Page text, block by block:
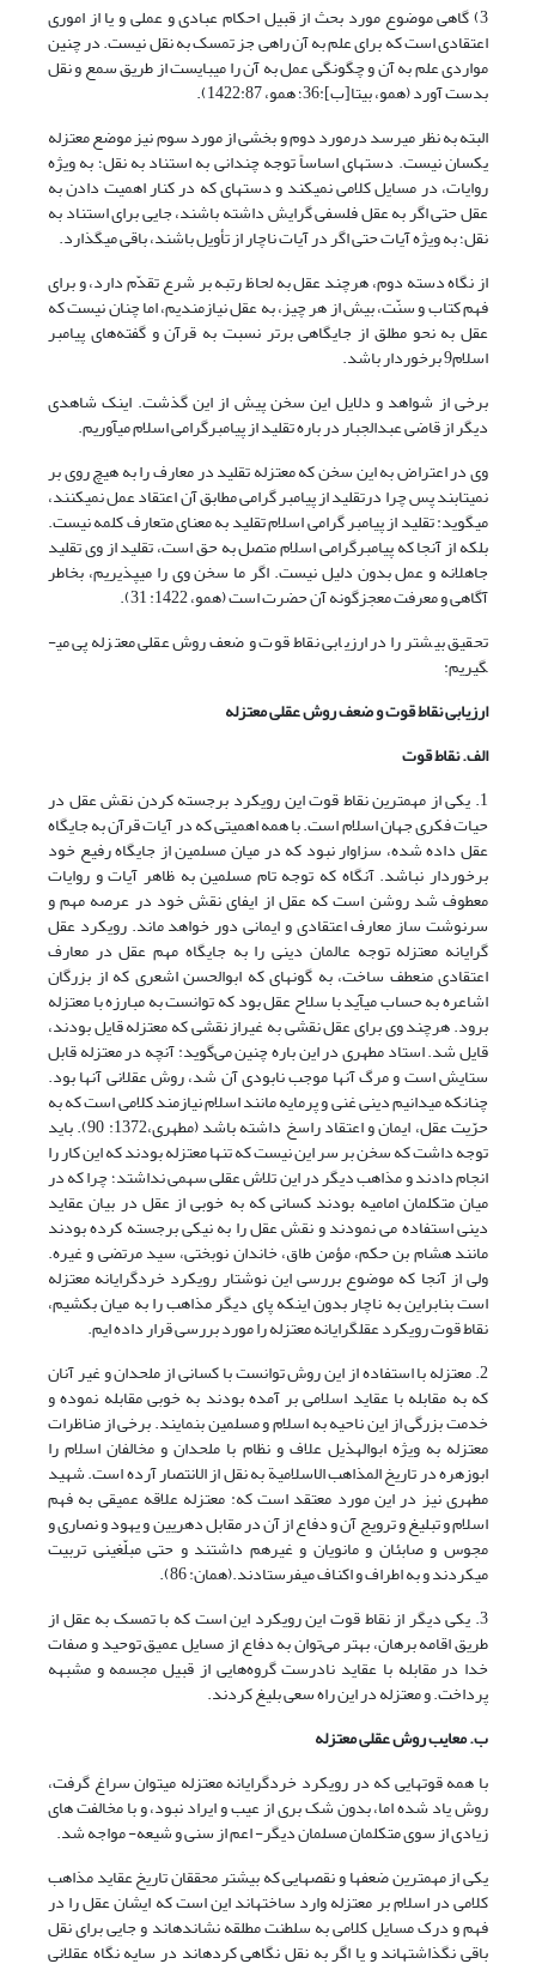
3) گاهی موضوع مورد بحث از قبیل احکام عبادی و عملی و یا از اموری
اعتقادی است که برای علم به آن راهی جز تمسک به نقل نیست. در چنین
مواردی علم به آن و چگونگی عمل به آن را می­بایست از طریق سمع و نقل
بدست آورد (همو، بی‏تا[ب]:36؛ همو، 1422:87).
البته به نظر می­رسد درمورد دوم و بخشی از مورد سوم نیز موضع معتزله
یکسان نیست. دسته­ای اساساً توجه چندانی به استناد به نقل؛ به ویژه
روایات، در مسایل کلامی نمی­کند و دسته­ای که در کنار اهمیت دادن به
عقل حتی اگر به عقل فلسفی گرایش داشته باشند، جایی برای استناد به
نقل؛ به ویژه آیات حتی اگر در آیات ناچار از تأویل باشند، باقی می­گذارد.
از نگاه دسته دوم، هرچند عقل به لحاظ رتبه بر شرع تقدّم دارد، و براى
فهم کتاب و سنّت، بیش از هر چیز، به عقل نیازمندیم، اما چنان نیست که
عقل به نحو مطلق از جایگاهی برتر نسبت به قرآن و گفته‌های پیامبر
اسلام9 برخوردار باشد.
برخی از شواهد و دلایل این سخن پیش از این گذشت. اینک شاهدی
دیگر از قاضی عبدالجبار در باره تقلید از پیامبرگرامی اسلام می­آوریم.
وی در اعتراض به این سخن که معتزله تقلید در معارف را به هیچ روی بر
نمی‏تابند پس چرا درتقلید از پیامبر گرامی مطابق آن اعتقاد عمل نمی­کنند،
می­گوید: تقلید از پیامبر گرامی اسلام تقلید به معنای متعارف کلمه نیست.
بلکه از آنجا که پیامبرگرامی اسلام متصل به حق است، تقلید از وی تقلید
جاهلانه و عمل بدون دلیل نیست. اگر ما سخن وی را می­پذیریم، بخاطر
آگاهی و معرفت معجزگونه آن حضرت است (همو، 1422: 31).
تحقیق بیشتر را در ارزیابی نقاط قوت و ضعف روش عقلی معتزله پی می­
گیریم:
ارزیابی نقاط قوت و ضعف روش عقلی معتزله
الف. نقاط قوت
1. یکی از مهم­ترین نقاط قوت این رویکرد برجسته کردن نقش عقل در
حیات فکری جهان اسلام است. با همه اهمیتی که در آیات قرآن به جایگاه
عقل داده شده، سزاوار نبود که در میان مسلمین از جایگاه رفیع خود
برخوردار نباشد. آنگاه که توجه تام مسلمین به ظاهر آیات و روایات
معطوف شد روشن است­ که عقل از ایفای نقش خود در عرصه مهم و
سرنوشت ساز معارف اعتقادی و ایمانی دور خواهد ماند. رویکرد عقل
گرایانه معتزله توجه عالمان دینی را به جایگاه مهم عقل در معارف
اعتقادی منعطف ساخت، به گونه­ای که ابوالحسن اشعری که از بزرگان
اشاعره به حساب می­آید با سلاح عقل بود که توانست به مبارزه با معتزله
برود. هرچند وی برای عقل نقشی به غیراز نقشی که معتزله قایل بودند،
قایل شد. استاد مطهری در این باره چنین می‌گوید: آنچه در معتزله قابل
ستایش است و مرگ آنها موجب نابودى آن شد، روش عقلانى آنها بود.
چنانکه مى‏دانیم دینى غنى و پرمایه مانند اسلام نیازمند کلامى است که به
حرّیت عقل، ایمان و اعتقاد راسخ داشته باشد (مطهری،1372: 90). باید
توجه داشت که سخن بر سر این نیست که تنها معتزله بودند که این کار را
انجام دادند و مذاهب دیگر در این تلاش عقلی سهمی نداشتد؛ چرا که در
میان متکلمان امامیه بودند کسانی که به خوبی از عقل در بیان عقاید
دینی استفاده می نمودند و نقش عقل را به نیکی برجسته کرده بودند
مانند هشام بن حکم، مؤمن طاق، خاندان نوبختی، سید مرتضی و غیره.
ولی از آنجا که موضوع بررسی این نوشتار رویکرد خردگرایانه معتزله
است بنابراین به ناچار بدون اینکه پای دیگر مذاهب را به میان بکشیم،
نقاط قوت رویکرد عقلگرایانه معتزله را مورد بررسی قرار داده ایم.
2. معتزله با استفاده از این روش توانست با کسانی از ملحدان و غیر آنان
که به مقابله با عقاید اسلامی بر آمده بودند به خوبی مقابله نموده و
خدمت بزرگی از این ناحیه به اسلام و مسلمین بنمایند. برخی از مناظرات
معتزله به ویژه ابوالهذیل علاف و نظام با ملحدان و مخالفان اسلام را
ابوزهره در تاریخ المذاهب الاسلامیة به نقل از الانتصار آرده است. شهید
مطهری نیز در این مورد معتقد است که: معتزله علاقه عمیقى به فهم
اسلام و تبلیغ و ترویج آن و دفاع از آن در مقابل دهریین و یهود و نصارى و
مجوس و صابئان و مانویان و غیرهم داشتند و حتى مبلّغینى تربیت
مى‏کردند و به اطراف و اکناف مى‏فرستادند.(همان: 86).
3. یکی دیگر از نقاط قوت این رویکرد این است که با تمسک به عقل از
طریق اقامه برهان، بهتر می‌توان به دفاع از مسایل عمیق توحید و صفات
خدا در مقابله با عقاید نادرست گروه‌هایی از قبیل مجسمه و مشبهه
پرداخت. و معتزله در این راه سعی بلیغ کردند.
ب. معایب روش عقلی معتزله
با همه قوت­هایی که در رویکرد خرد‌گرایانه معتزله می­توان سراغ گرفت،
روش یاد شده اما، بدون شک بری از عیب و ایراد نبود، و با مخالفت های
زیادی از سوی متکلمان مسلمان دیگر- اعم از سنی و شیعه- مواجه شد.
یکی از مهم­ترین ضعف­ها و نقص­هایی که بیشتر محققان تاریخ عقاید مذاهب
کلامی در اسلام بر معتزله وارد ساخته­اند این است که ایشان عقل را در
فهم و درک مسایل کلامی به سلطنت مطلقه نشانده­اند و جایی برای نقل
باقی نگذاشته­اند و یا اگر به نقل نگاهی کرده­اند در سایه نگاه عقلانی